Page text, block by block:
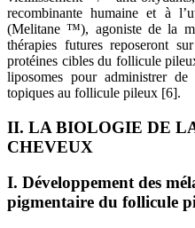
recombinante humaine et à
(Melitane ™), agoniste de la
thérapies futures reposeront
protéines cibles du follicule
liposomes pour administrer de
topiques au follicule pileux [6].
II. LA BIOLOGIE DE
CHEVEUX
I. Développement des
pigmentaire du follicule